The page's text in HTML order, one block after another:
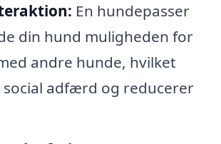
En hundepasser
din hund muligheden for
andre hunde, hvilket
adfærd og reducerer